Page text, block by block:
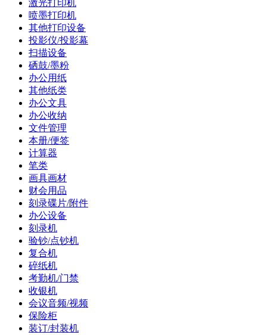
激光打印机
喷墨打印机
其他打印设备
投影仪/投影幕
扫描设备
硒鼓/墨粉
办公用纸
其他纸类
办公文具
办公收纳
文件管理
本册/便签
计算器
笔类
画具画材
财会用品
刻录碟片/附件
办公设备
刻录机
验钞/点钞机
复合机
碎纸机
考勤机/门禁
收银机
会议音频/视频
保险柜
装订/封装机